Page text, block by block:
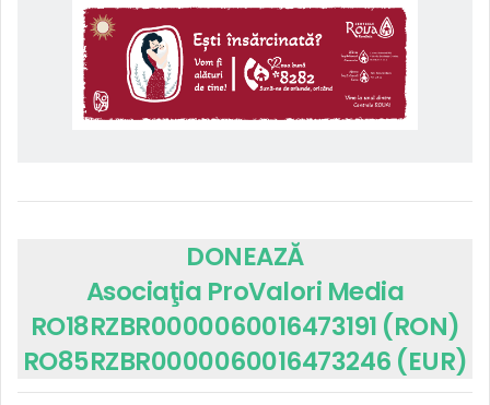
DONEAZĂ
Asociaţia ProValori Media
RO18RZBR0000060016473191 (RON)
RO85RZBR0000060016473246 (EUR)